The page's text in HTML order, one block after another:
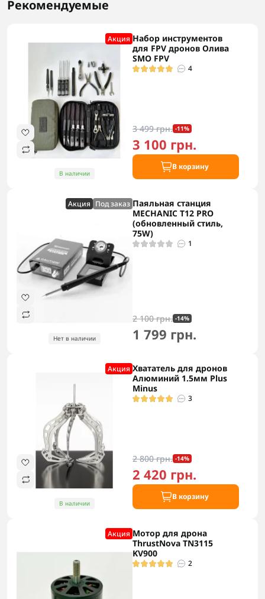
Рекомендуемые
Акция
В наличии
Набор инструментов
для FPV дронов Олива
SMO FPV
4
3 499 грн. -11%
3 100 грн.
В корзину
Акция Под заказ
Нет в наличии
Паяльная станция
MECHANIC T12 PRO
(обновленный стиль,
75W)
1
2 100 грн. -14%
1 799 грн.
Акция
В наличии
Хвататель для дронов
Алюминий 1.5мм Plus
Minus
3
2 800 грн. -14%
2 420 грн.
В корзину
Акция Мотор для дрона
ThrustNova TN3115
KV900
2